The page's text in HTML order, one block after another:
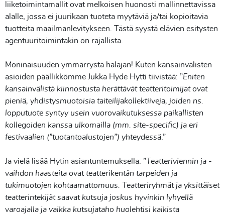
liiketoimintamallit ovat melkoisen huonosti mallinnettavissa
alalle, jossa ei juurikaan tuoteta myytäviä ja/tai kopioitavia
tuotteita maailmanlevitykseen. Tästä syystä elävien esitysten
agentuuritoimintakin on rajallista.
Moninaisuuden ymmärrystä halajan! Kuten kansainvälisten
asioiden päällikkömme Jukka Hyde Hytti tiivistää: ”Eniten
kansainvälistä kiinnostusta herättävät teatteritoimijat ovat
pieniä, yhdistysmuotoisia taiteilijakollektiiveja, joiden ns.
lopputuote syntyy usein vuorovaikutuksessa paikallisten
kollegoiden kanssa ulkomailla (mm. site-specific) ja eri
festivaalien (”tuotantoalustojen”) yhteydessä .”
Ja vielä lisää Hytin asiantuntemuksella: ” Teatteriviennin ja -
vaihdon haasteita ovat teatterikentän tarpeiden ja
tukimuotojen kohtaamattomuus. Teatteriryhmät ja yksittäiset
teatterintekijät saavat kutsuja joskus hyvinkin lyhyellä
varoajalla ja vaikka kutsujataho huolehtisi kaikista